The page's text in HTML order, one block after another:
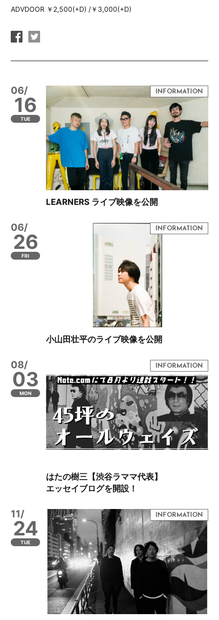
ADVDOOR ￥2,500(+D) /￥3,000(+D)
06/
16
TUE
LEARNERS ライブ映像を公開
06/
26
FRI
小山田壮平のライブ映像を公開
08/
03
MON
はたの樹三【渋谷ラママ代表】
エッセイブログを開設！
11/
24
TUE